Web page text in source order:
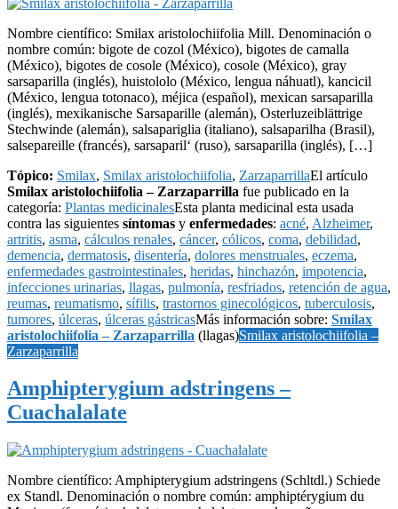
Nombre científico: Smilax aristolochiifolia Mill. Denominación o
nombre común: bigote de cozol (México), bigotes de camalla
(México), bigotes de cosole (México), cosole (México), gray
sarsaparilla (inglés), huistololo (México, lengua náhuatl), kancicil
(México, lengua totonaco), méjica (español), mexican sarsaparilla
(inglés), mexikanische Sarsaparille (alemán), Osterluzeiblättrige
Stechwinde (alemán), salsapariglia (italiano), salsaparilha (Brasil),
salsepareille (francés), sarsaparil‘ (ruso), sarsaparilla (inglés), […]
Tópico: Smilax, Smilax aristolochiifolia, ZarzaparrillaEl artículo
Smilax aristolochiifolia – Zarzaparrilla fue publicado en la
categoría: Plantas medicinalesEsta planta medicinal esta usada
contra las siguientes síntomas y enfermedades: acné, Alzheimer,
artritis, asma, cálculos renales, cáncer, cólicos, coma, debilidad,
demencia, dermatosis, disentería, dolores menstruales, eczema,
enfermedades gastrointestinales, heridas, hinchazón, impotencia,
infecciones urinarias, llagas, pulmonía, resfriados, retención de agua,
reumas, reumatismo, sífilis, trastornos ginecológicos, tuberculosis,
tumores, úlceras, úlceras gástricasMás información sobre: Smilax
aristolochiifolia – Zarzaparrilla (llagas)Smilax aristolochiifolia –
Zarzaparrilla
Amphipterygium adstringens –
Cuachalalate
Nombre científico: Amphipterygium adstringens (Schltdl.) Schiede
ex Standl. Denominación o nombre común: amphiptérygium du